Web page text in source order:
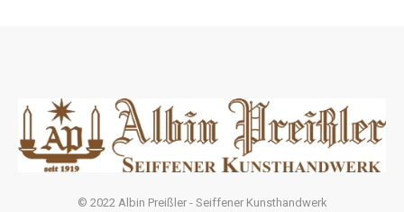
© 2022 Albin Preißler - Seiffener Kunsthandwerk